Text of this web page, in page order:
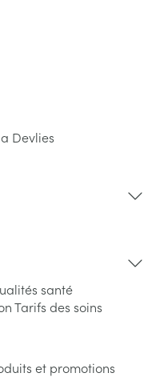
Devlies
santé
Tarifs des soins
et promotions